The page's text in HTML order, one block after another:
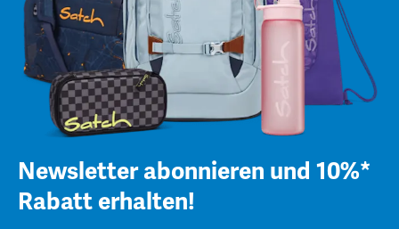
Newsletter abonnieren und 10%*
Rabatt erhalten!